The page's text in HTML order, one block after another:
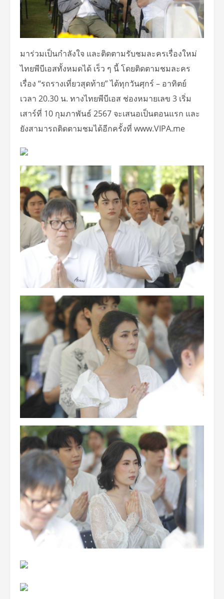
มาร่วมเป็นกำลังใจ และติดตามรับชมละครเรื่องใหม่
ไทยพีบีเอสทั้งหมดได้ เร็ว ๆ นี้ โดยติดตามชมละคร
เรื่อง “รถรางเที่ยวสุดท้าย” ได้ทุกวันศุกร์ – อาทิตย์
เวลา 20.30 น. ทางไทยพีบีเอส ช่องหมายเลข 3 เริ่ม
เสาร์ที่ 10 กุมภาพันธ์ 2567 จะเสนอเป็นตอนแรก และ
ยังสามารถติดตามชมได้อีกครั้งที่ www.VIPA.me